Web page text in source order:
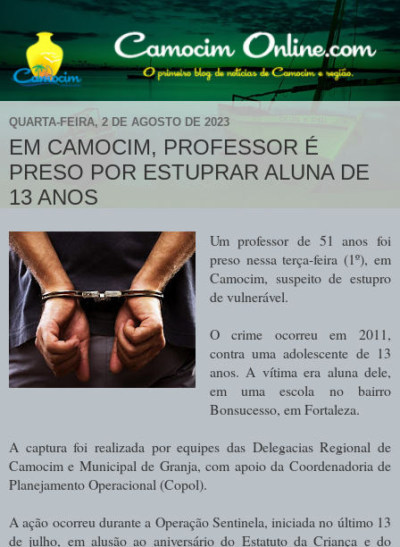
QUARTA-FEIRA, 2 DE AGOSTO DE 2023
EM CAMOCIM, PROFESSOR É
PRESO POR ESTUPRAR ALUNA DE
13 ANOS
Um professor de 51 anos foi
preso nessa terça-feira (1º), em
Camocim, suspeito de estupro
de vulnerável.
O crime ocorreu em 2011,
contra uma adolescente de 13
anos. A vítima era aluna dele,
em uma escola no bairro
Bonsucesso, em Fortaleza.
A captura foi realizada por equipes das Delegacias Regional de
Camocim e Municipal de Granja, com apoio da Coordenadoria de
Planejamento Operacional (Copol).
A ação ocorreu durante a Operação Sentinela, iniciada no último 13
de julho, em alusão ao aniversário do Estatuto da Criança e do